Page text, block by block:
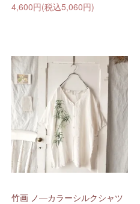
4,600円(税込5,060円)
竹画 ノ―カラーシルクシャツ